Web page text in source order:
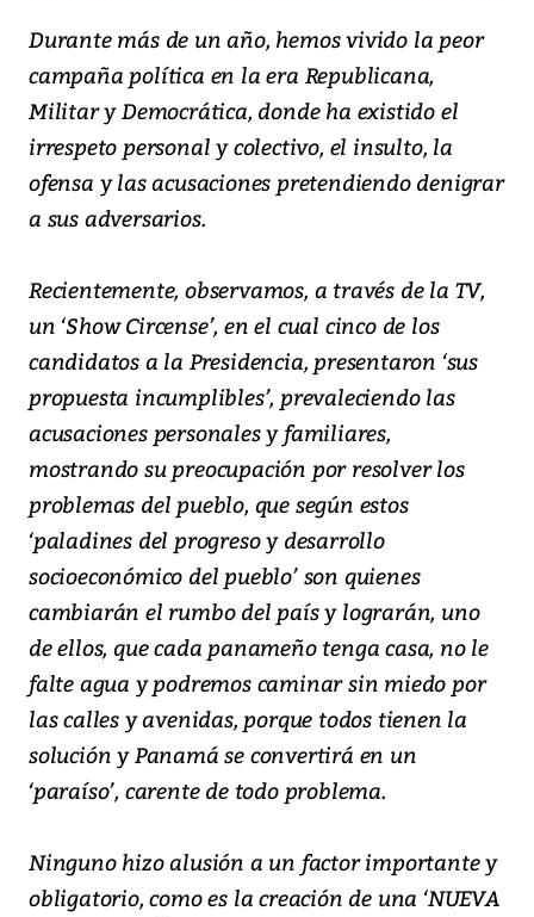
Durante más de un año, hemos vivido la peor
campaña política en la era Republicana,
Militar y Democrática, donde ha existido el
irrespeto personal y colectivo, el insulto, la
ofensa y las acusaciones pretendiendo denigrar
a sus adversarios.
Recientemente, observamos, a través de la TV,
un ‘Show Circense’, en el cual cinco de los
candidatos a la Presidencia, presentaron ‘sus
propuesta incumplibles’, prevaleciendo las
acusaciones personales y familiares,
mostrando su preocupación por resolver los
problemas del pueblo, que según estos
‘paladines del progreso y desarrollo
socioeconómico del pueblo’ son quienes
cambiarán el rumbo del país y lograrán, uno
de ellos, que cada panameño tenga casa, no le
falte agua y podremos caminar sin miedo por
las calles y avenidas, porque todos tienen la
solución y Panamá se convertirá en un
‘paraíso’, carente de todo problema.
Ninguno hizo alusión a un factor importante y
obligatorio, como es la creación de una ‘NUEVA